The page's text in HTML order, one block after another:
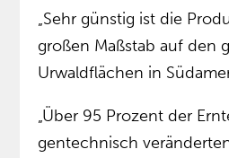
„Sehr günstig ist die
großen Maßstab auf den
Urwaldflächen in
„Über 95 Prozent der
gentechnisch